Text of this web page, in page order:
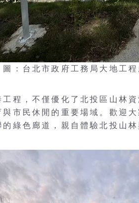
：台北市政府工務局大地工程
工程，不僅優化了北投區山林
與市民休閒的重要場域。歡迎
綠色廊道，親自體驗北投山